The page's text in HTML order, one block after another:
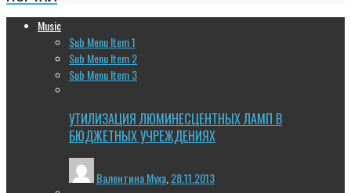
Music
Sub Menu Item 1
Sub Menu Item 2
Sub Menu Item 3
УТИЛИЗАЦИЯ ЛЮМИНЕСЦЕНТНЫХ ЛАМП В
БЮДЖЕТНЫХ УЧРЕЖДЕНИЯХ
Валентина Муха 28.11.2013